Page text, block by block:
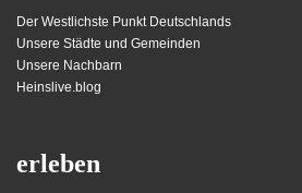
Der Westlichste Punkt Deutschlands
Unsere Städte und Gemeinden
Unsere Nachbarn
Heinslive.blog
erleben